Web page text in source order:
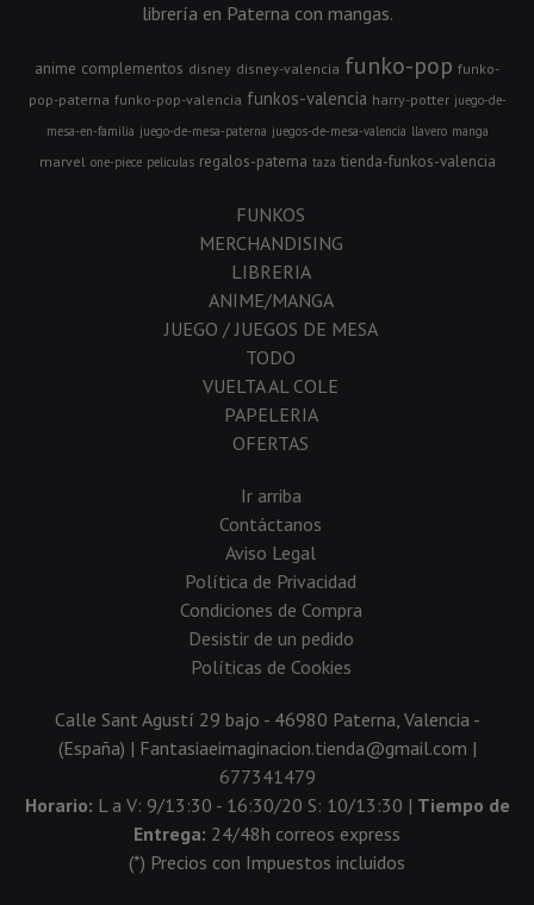
librería en Paterna con mangas.
anime complementos disney disney-valencia funko-pop funko-
pop-paterna funko-pop-valencia funkos-valencia harry-potter juego-de-
mesa-en-familia juego-de-mesa-paterna juegos-de-mesa-valencia llavero manga
marvel one-piece peliculas regalos-paterna taza tienda-funkos-valencia
FUNKOS
MERCHANDISING
LIBRERIA
ANIME/MANGA
JUEGO / JUEGOS DE MESA
TODO
VUELTA AL COLE
PAPELERIA
OFERTAS
Ir arriba
Contáctanos
Aviso Legal
Política de Privacidad
Condiciones de Compra
Desistir de un pedido
Políticas de Cookies
Calle Sant Agustí 29 bajo - 46980 Paterna, Valencia -
(España) | Fantasiaeimaginacion.tienda@gmail.com |
677341479
Horario: L a V: 9/13:30 - 16:30/20 S: 10/13:30 | Tiempo de
Entrega: 24/48h correos express
(*) Precios con Impuestos incluidos